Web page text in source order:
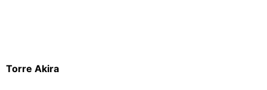
Torre Akira